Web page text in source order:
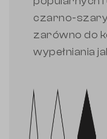
czarno-
zarówno do
wypełniania